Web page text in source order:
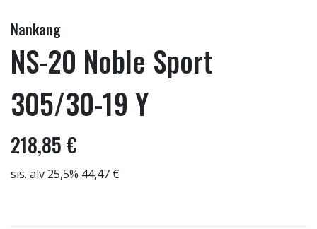
Nankang
NS-20 Noble Sport
305/30-19 Y
218,85 €
sis. alv 25,5% 44,47 €